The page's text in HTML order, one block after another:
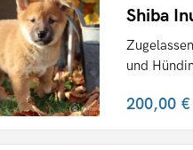
Shiba
und
200,00 €